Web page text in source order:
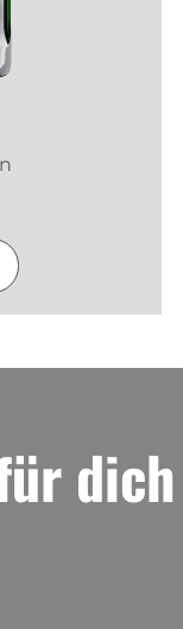
dich